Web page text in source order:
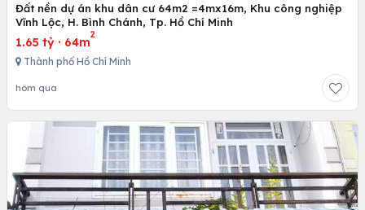
Đất nền dự án khu dân cư 64m2 =4mx16m, Khu công nghiệp
Vĩnh Lộc, H. Bình Chánh, Tp. Hồ Chí Minh
1.65 tỷ · 64m
2
Thành phố Hồ Chí Minh
hôm qua